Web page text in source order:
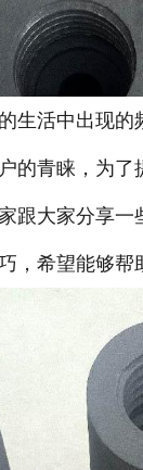
生活中出现的
的青睐，为了
跟大家分享一
，希望能够帮